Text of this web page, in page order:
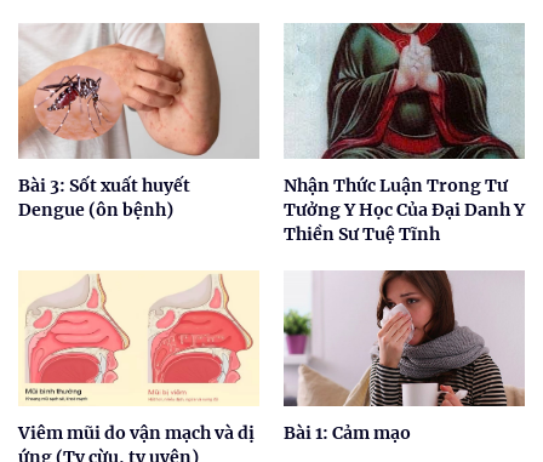
Bài 3: Sốt xuất huyết
Dengue (ôn bệnh)
Nhận Thức Luận Trong Tư
Tưởng Y Học Của Đại Danh Y
Thiền Sư Tuệ Tĩnh
Viêm mũi do vận mạch và dị
ứng (Tỵ cừu, tỵ uyên)
Bài 1: Cảm mạo